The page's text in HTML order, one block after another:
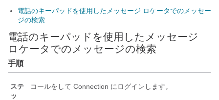
電話のキーパッドを使用したメッセージ ロケータでのメッセー
ジの検索
電話のキーパッドを使用したメッセージ
ロケータでのメッセージの検索
手順
ステ
ッ
コールをして Connection にログインします。